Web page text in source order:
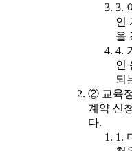
3.
인
을
4.
인
되
② 교육
계약 신
다.
1.